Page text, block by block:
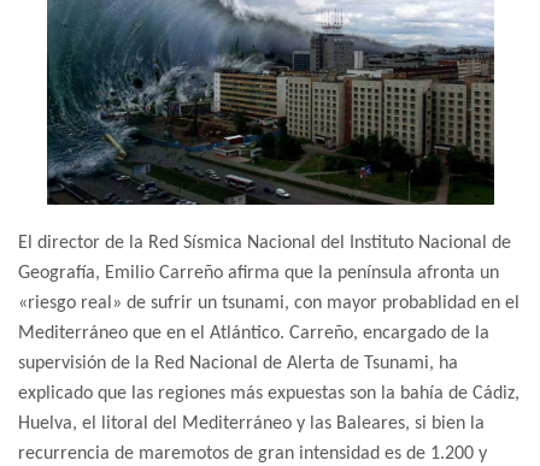
El director de la Red Sísmica Nacional del Instituto Nacional de
Geografía, Emilio Carreño afirma que la península afronta un
«riesgo real» de sufrir un tsunami, con mayor probablidad en el
Mediterráneo que en el Atlántico. Carreño, encargado de la
supervisión de la Red Nacional de Alerta de Tsunami, ha
explicado que las regiones más expuestas son la bahía de Cádiz,
Huelva, el litoral del Mediterráneo y las Baleares, si bien la
recurrencia de maremotos de gran intensidad es de 1.200 y